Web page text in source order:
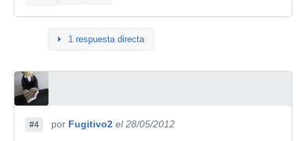
1 respuesta directa
#4 por Fugitivo2 el 28/05/2012